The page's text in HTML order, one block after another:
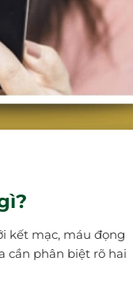
kết mạc, máu đọng
cần phân biệt rõ hai